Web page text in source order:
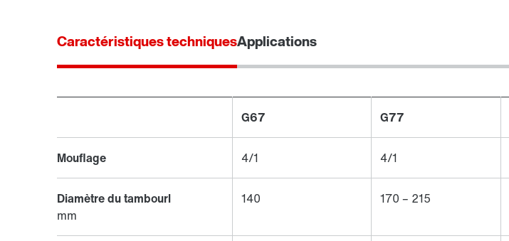
Caractéristiques techniquesApplications
G67 G77
Mouflage 4/1 4/1
Diamètre du tambourl
mm
140 170 – 215